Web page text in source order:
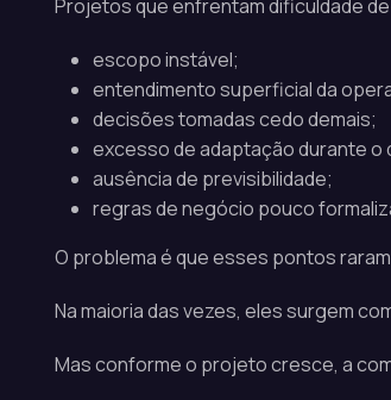
Projetos que enfrentam dificuldade
escopo instável;
entendimento superficial da
decisões tomadas cedo demais;
excesso de adaptação durante o
ausência de previsibilidade;
regras de negócio pouco
O problema é que esses pontos
Na maioria das vezes, eles surgem
Mas conforme o projeto cresce, a